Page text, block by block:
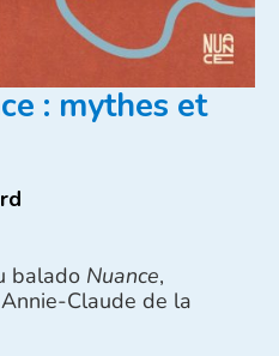
: mythes et
balado Nuance,
Claude de la